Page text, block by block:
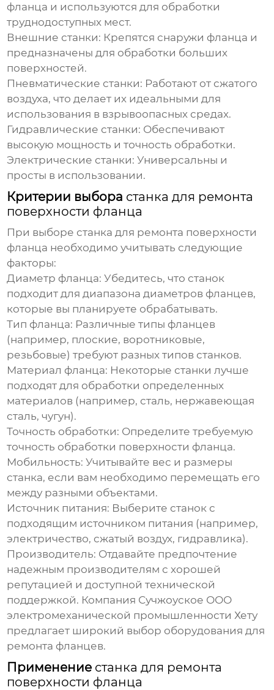
фланца и используются для обработки
труднодоступных мест.
Внешние станки: Крепятся снаружи фланца и
предназначены для обработки больших
поверхностей.
Пневматические станки: Работают от сжатого
воздуха, что делает их идеальными для
использования в взрывоопасных средах.
Гидравлические станки: Обеспечивают
высокую мощность и точность обработки.
Электрические станки: Универсальны и
просты в использовании.
Критерии выбора станка для ремонта
поверхности фланца
При выборе станка для ремонта поверхности
фланца необходимо учитывать следующие
факторы:
Диаметр фланца: Убедитесь, что станок
подходит для диапазона диаметров фланцев,
которые вы планируете обрабатывать.
Тип фланца: Различные типы фланцев
(например, плоские, воротниковые,
резьбовые) требуют разных типов станков.
Материал фланца: Некоторые станки лучше
подходят для обработки определенных
материалов (например, сталь, нержавеющая
сталь, чугун).
Точность обработки: Определите требуемую
точность обработки поверхности фланца.
Мобильность: Учитывайте вес и размеры
станка, если вам необходимо перемещать его
между разными объектами.
Источник питания: Выберите станок с
подходящим источником питания (например,
электричество, сжатый воздух, гидравлика).
Производитель: Отдавайте предпочтение
надежным производителям с хорошей
репутацией и доступной технической
поддержкой. Компания Сучжоуское ООО
электромеханической промышленности Хету
предлагает широкий выбор оборудования для
ремонта фланцев.
Применение станка для ремонта
поверхности фланца